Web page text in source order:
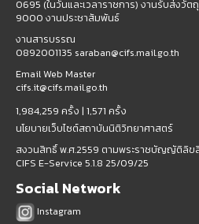
0695 (ในวันและเวลาราชการ) งานรับส่งวั
9000 งานประชาสัมพันธ์
งานสารบรรณ
0892001135 saraban@cifs.mail.go.th
Email Web Master
cifs.it@cifs.mail.go.th
1,984,259 ครั้ง | 1,571 ครั้ง
นโยบายเว็บไซต์สถาบันนิติวิทยาศาสตร์
สงวนสิทธิ์ พ.ศ.2559 ตามพระราชบัญญัติลิข
CIFS E-Service 5.1.8 25/09/25
Social Network
Instagram